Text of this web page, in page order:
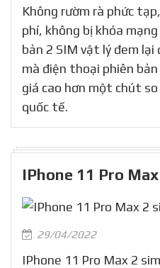
Không rườm rà phức
phí, không bị khóa
bản 2 SIM vật lý đem lại
mà điện thoại phiên
giá cao hơn một chút
quốc tế.
IPhone 11 Pro
29/04/2022
IPhone 11 Pro Max 2